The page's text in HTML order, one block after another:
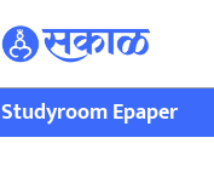
Studyroom Epaper